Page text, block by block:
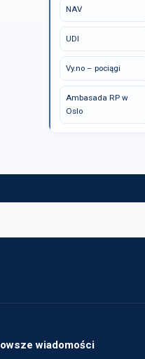
NAV
UDI
Vy.no – pociągi
Ambasada RP w
Oslo
wiadomości